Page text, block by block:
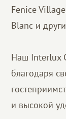
Fenice
Blanc и
Наш Interlux
благодаря
и высокой